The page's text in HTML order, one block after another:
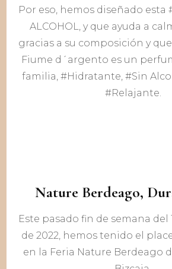
Por eso, hemos diseñado esta
ALCOHOL, y que ayuda a
gracias a su composición y
Fiume d´argento es un
familia, #Hidratante, #Sin
#Relajante.
Nature Berdeago,
Este pasado fin de semana del
de 2022, hemos tenido el
en la Feria Nature Berdeago